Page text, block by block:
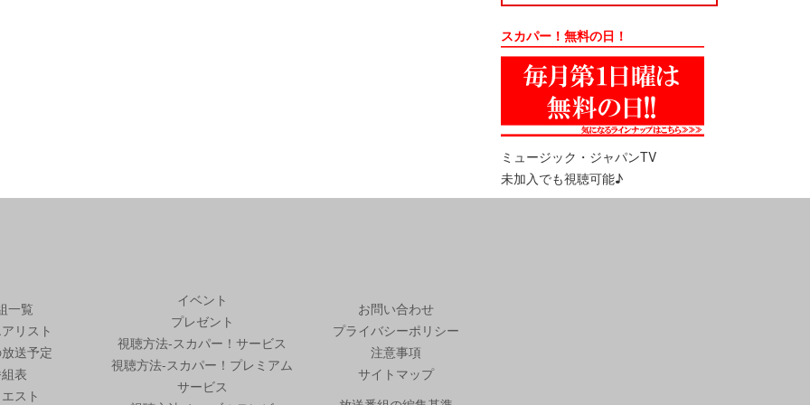
スカパー！無料の日！
ミュージック・ジャパンTV
未加入でも視聴可能♪
一覧
リスト
送予定
表
スト
イベント
プレゼント
視聴方法-スカパー！サービス
視聴方法-スカパー！プレミアム
サービス
お問い合わせ
プライバシーポリシー
注意事項
サイトマップ